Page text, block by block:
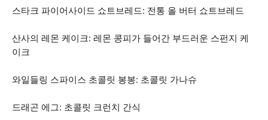
스타크 파이어사이드 쇼트브레드: 전통 올 버터 쇼트브레드
산사의 레몬 케이크: 레몬 콩피가 들어간 부드러운 스펀지 케
이크
와일들링 스파이스 초콜릿 봉봉: 초콜릿 가나슈
드래곤 에그: 초콜릿 크런치 간식